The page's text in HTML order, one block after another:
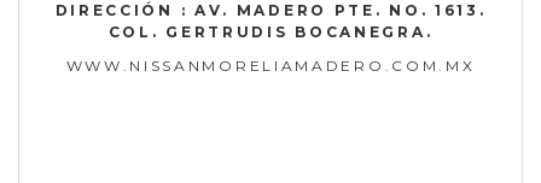
DIRECCIÓN : AV. MADERO PTE. NO. 1613.
COL. GERTRUDIS BOCANEGRA.
WWW.NISSANMORELIAMADERO.COM.MX